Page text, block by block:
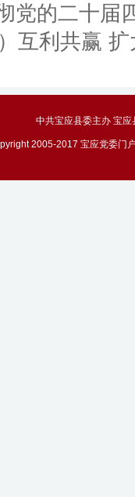
党的二十届
互利共赢
中共宝应县委主办 宝
2005-2017 宝应党委门